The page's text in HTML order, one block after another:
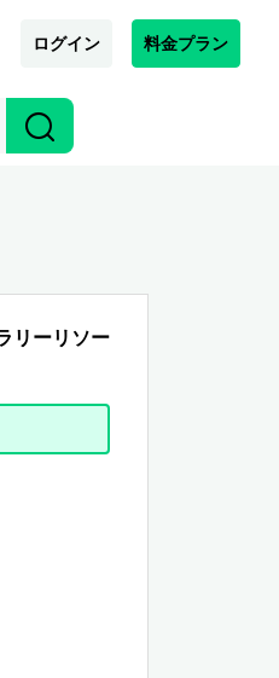
ログイン 料金プラン
リーリソー